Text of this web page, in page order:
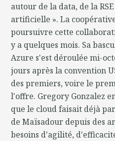
autour de la data, de la
artificielle ». La
poursuivre cette
y a quelques mois. Sa
Azure s'est déroulée mi-
jours après la convention
des premiers, voire le
l'offre. Gregory Gonzalez
que le cloud faisait déjà
de Maïsadour depuis des
besoins d'agilité,